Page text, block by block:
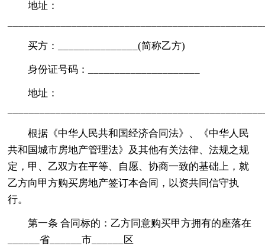
地址：
买方：_______________(简称乙方)
身份证号码：_____________________
地址：
根据《中华人民共和国经济合同法》、《中华人民
共和国城市房地产管理法》及其他有关法律、法规之规
定，甲、乙双方在平等、自愿、协商一致的基础上，就
乙方向甲方购买房地产签订本合同，以资共同信守执
行。
第一条 合同标的：乙方同意购买甲方拥有的座落在
______省______市______区